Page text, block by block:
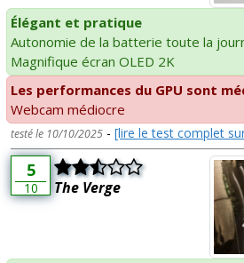
Élégant et pratique
Autonomie de la batterie toute la
Magnifique écran OLED 2K
Les performances du GPU sont
Webcam médiocre
testé le 10/10/2025 - [lire le test complet
5
10 The Verge